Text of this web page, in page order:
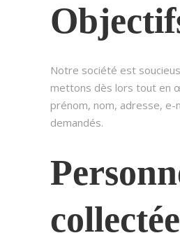
Notre société est
mettons dès lors tout en
prénom, nom, adresse,
demandés.